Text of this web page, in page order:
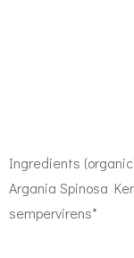
Ingredients
Argania Spinosa
sempervirens*